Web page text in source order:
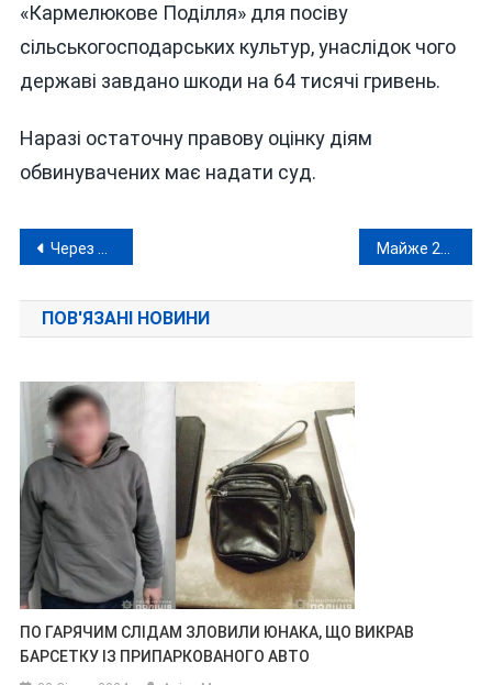
«Кармелюкове Поділля» для посіву
сільськогосподарських культур, унаслідок чого
державі завдано шкоди на 64 тисячі гривень.
Наразі остаточну правову оцінку діям
обвинувачених має надати суд.
Навігація
записів
Через різке похолодання на Вінниччині тимчасово призупинили навчання
ПОВ'ЯЗАНІ НОВИНИ
ПО ГАРЯЧИМ СЛІДАМ ЗЛОВИЛИ ЮНАКА, ЩО ВИКРАВ
БАРСЕТКУ ІЗ ПРИПАРКОВАНОГО АВТО